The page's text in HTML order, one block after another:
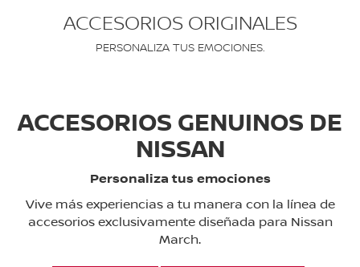
ACCESORIOS ORIGINALES
PERSONALIZA TUS EMOCIONES.
ACCESORIOS GENUINOS DE
NISSAN
Personaliza tus emociones
Vive más experiencias a tu manera con la línea de
accesorios exclusivamente diseñada para Nissan
March.